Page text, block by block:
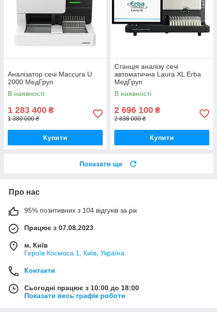
Аналізатор сечі Maccura U
2000 МедГруп
В наявності
1 283 400 ₴
1 380 000 ₴
Купити
Станція аналізу сечі
автоматична Laura XL Erba
МедГруп
В наявності
2 696 100 ₴
2 838 000 ₴
Купити
Показати ще
Про нас
95% позитивних з 104 відгуків за рік
Працює з 07.08.2023
м. Київ
Героїв Космоса 1, Київ, Україна
Контакти
Сьогодні працює з 10:00 до 18:00
Показати весь графік роботи